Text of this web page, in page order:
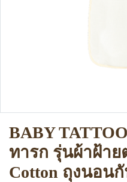
BABY
ทารก รุ่นผ้าฝ้าย
Cotton ถุงนอน